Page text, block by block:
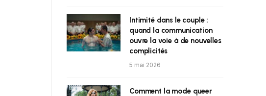
Intimité dans le couple :
quand la communication
ouvre la voie à de nouvelles
complicités
5 mai 2026
Comment la mode queer